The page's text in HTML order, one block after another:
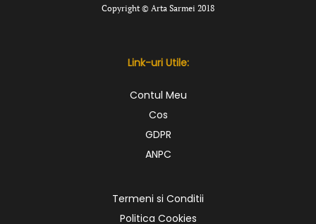
Copyright © Arta Sarmei 2018
Link-uri Utile:
Contul Meu
Cos
GDPR
ANPC
Termeni si Conditii
Politica Cookies